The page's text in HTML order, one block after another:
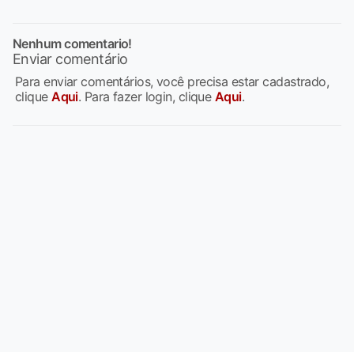
Nenhum comentario!
Enviar comentário
Para enviar comentários, você precisa estar cadastrado,
cliqueAqui. Para fazer login, clique Aqui.